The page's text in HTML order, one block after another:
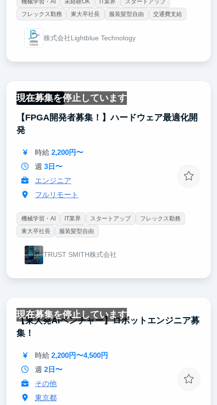
機械学習・AI 未経験OK IT業界
スタートアップ
フレックス勤務
東大卒社長 服装髪型自由 交通費支給
株式会社Lightblue Technology
現在募集を停止しています
フルリモート
【FPGA開発者募集！】ハードウェア最適化開
発
時給 2,200円〜
週 3日〜
エンジニア
フルリモート
機械学習・AI IT業界 スタートアップ
フレックス勤務
東大卒社長
服装髪型自由
TRUST SMITH株式会社
現在募集を停止しています
【東大発AIベンチャー】ロボットエンジニア募
集！
時給 2,200円〜4,500円
週 2日〜
その他
東京都